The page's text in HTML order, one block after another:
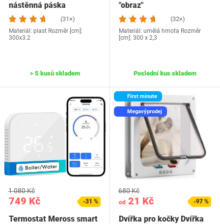
nástěnná páska
(31×)
Materiál: plast Rozměr [cm]:
300x3.2
> 5 kusů skladem
"obraz"
(32×)
Materiál: umělá hmota Rozměr
[cm]: 300 x 2,3
Poslední kus skladem
749 Kč
1 080 Kč
-31 %
Termostat Meross smart
First minute
Megavýprodej
od 21 Kč
680 Kč
-97 %
Dvířka pro kočky Dvířka